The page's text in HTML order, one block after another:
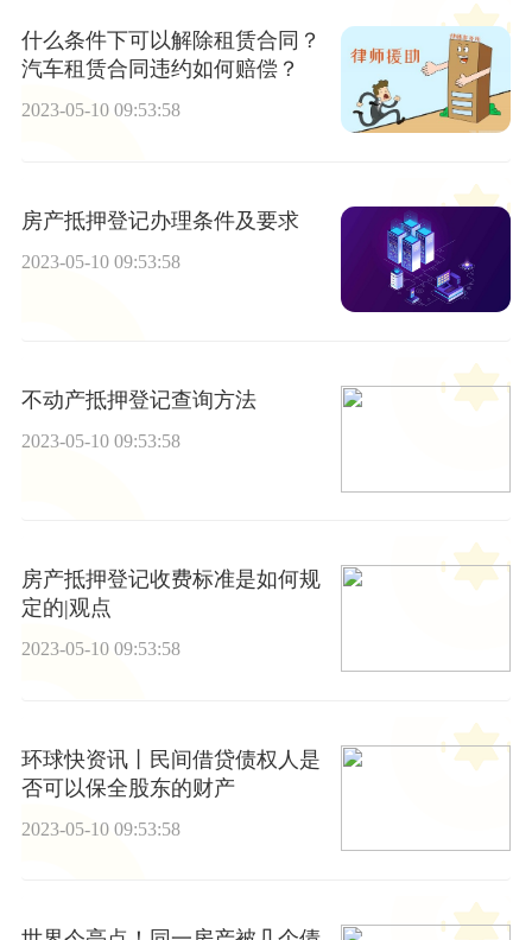
什么条件下可以解除租赁合同？
汽车租赁合同违约如何赔偿？
2023-05-10 09:53:58
房产抵押登记办理条件及要求
2023-05-10 09:53:58
不动产抵押登记查询方法
2023-05-10 09:53:58
房产抵押登记收费标准是如何规
定的|观点
2023-05-10 09:53:58
环球快资讯丨民间借贷债权人是
否可以保全股东的财产
2023-05-10 09:53:58